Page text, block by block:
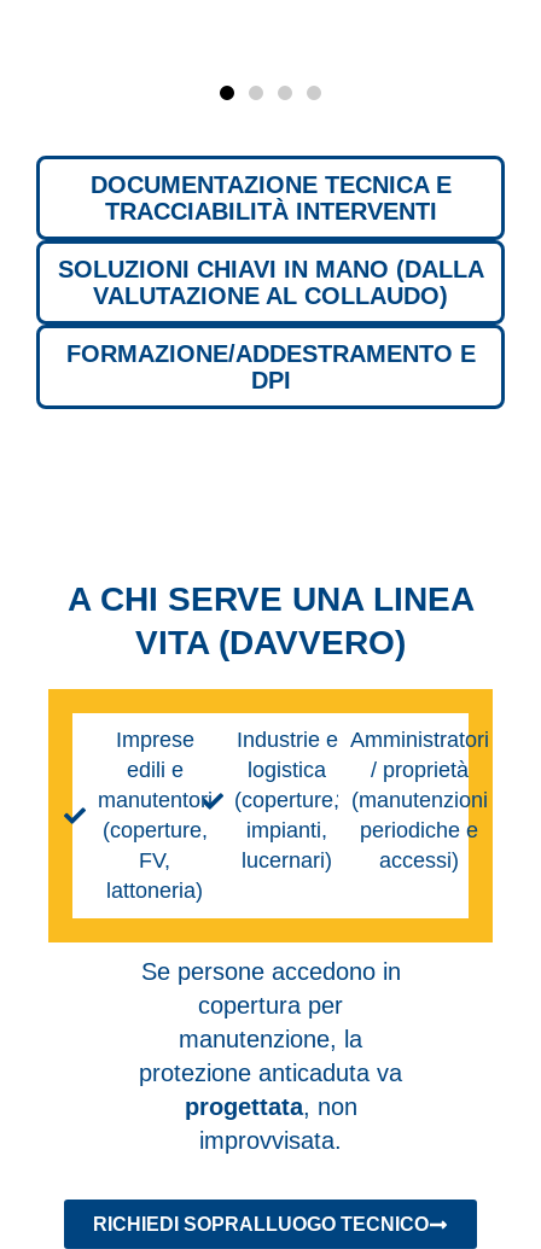
DOCUMENTAZIONE TECNICA E
TRACCIABILITÀ INTERVENTI
SOLUZIONI CHIAVI IN MANO (DALLA
VALUTAZIONE AL COLLAUDO)
FORMAZIONE/ADDESTRAMENTO E
DPI
A CHI SERVE UNA LINEA
VITA (DAVVERO)
Amministratori
/ proprietà
(manutenzioni
periodiche e
accessi)
Industrie e
logistica
(coperture,
impianti,
lucernari)
Imprese
edili e
manutentori
(coperture,
FV,
lattoneria)
Se persone accedono in
copertura per
manutenzione, la
protezione anticaduta va
progettata, non
improvvisata.
RICHIEDI SOPRALLUOGO TECNICO